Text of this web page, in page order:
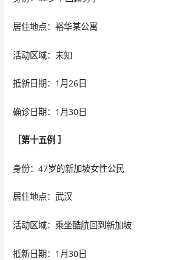
居住地点：裕华某公寓
活动区域：未知
抵新日期：1月26日
确诊日期：1月30日
［第十五例 ］
身份：47岁的新加坡女性公民
居住地点：武汉
活动区域：乘坐酷航回到新加坡
抵新日期：1月30日